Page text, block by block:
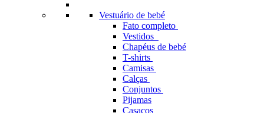
Vestuário de bebé
Fato completo
Vestidos
Chapéus de bebé
T-shirts
Camisas
Calças
Conjuntos
Pijamas
Casacos